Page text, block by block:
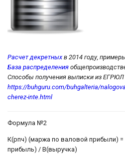
Расчет декретных в 2014 году,
База распределения
Способы получения выписки из ЕГРЮЛ
https://buhguru.com/buhgalteria/
cherez-inte.html
Формула №2
К(рпч) (маржа по валовой прибыли) =
прибыль) / В(выручка)